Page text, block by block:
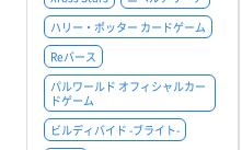
ハリー・ポッター カードゲーム
Reバース
パルワールド オフィシャルカー
ドゲーム
ビルディバイド -ブライト-